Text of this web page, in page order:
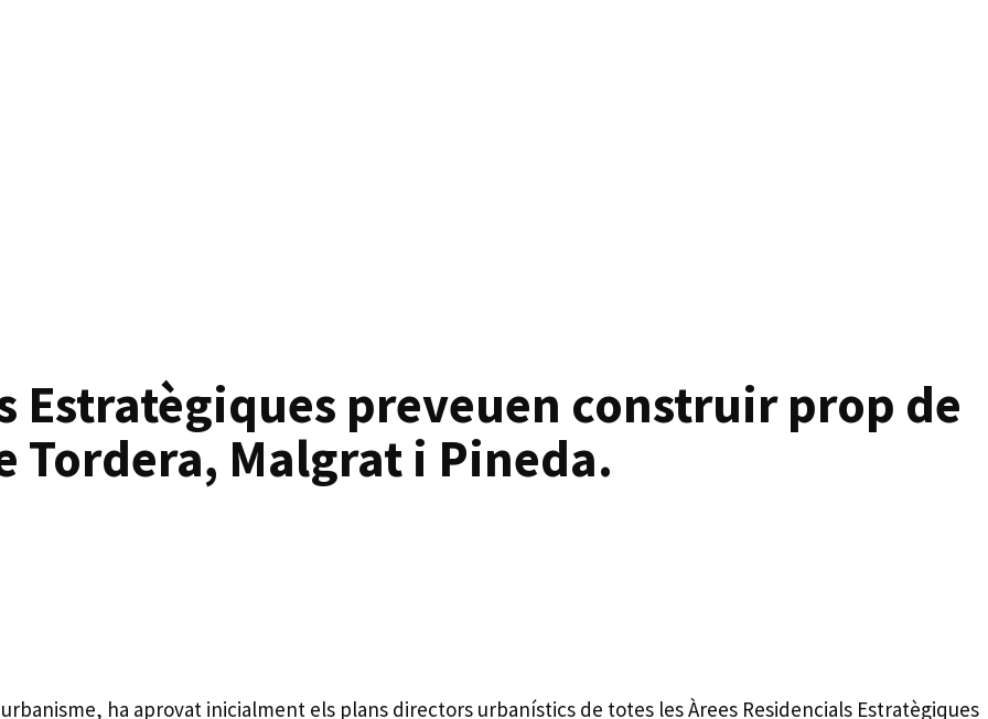
Estratègiques preveuen construir prop de
Tordera, Malgrat i Pineda.
ha aprovat inicialment els plans directors urbanístics de totes les Àrees Residencials Estratègiques